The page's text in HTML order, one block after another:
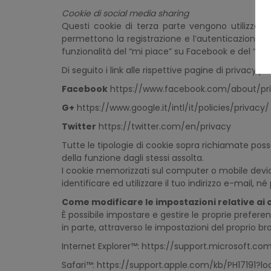
Cookie di social media sharing
Questi cookie di terza parte vengono
permettono la registrazione e l’autenticazione
funzionalità del “mi piace” su Facebook e del “+1”
Di seguito i link alle rispettive pagine di privacy
Facebook https://www.facebook.com/about/
G+ https://www.google.it/intl/it/policies/privacy/
Twitter https://twitter.com/en/privacy
Tutte le tipologie di cookie sopra richiamate
della funzione dagli stessi assolta.
I cookie memorizzati sul computer o mobile
identificare ed utilizzare il tuo indirizzo e-mail,
Come modificare le impostazioni relative ai
È possibile impostare e gestire le proprie
in parte, attraverso le impostazioni del proprio
Internet Explorer™: https://
Safari™: https://support.apple.com/kb/